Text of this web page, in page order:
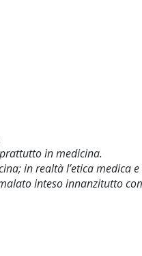
in medicina.
in realtà l’etica medica
inteso innanzitutto